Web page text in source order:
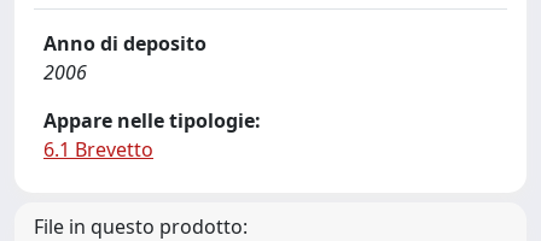
Anno di deposito
2006
Appare nelle tipologie:
6.1 Brevetto
File in questo prodotto: